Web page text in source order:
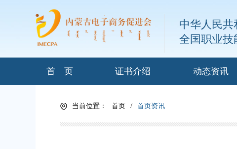
中华人民
全国职业技
首 页 证书介绍 动态资讯
当前位置： 首页 / 首页资讯